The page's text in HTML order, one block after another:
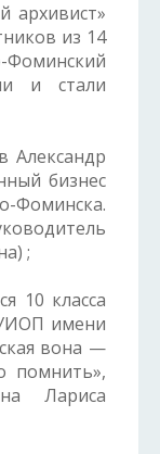
архивист»
из 14
и стали
Александр
бизнес
Фоминска.
;
10 класса
имени
вона —
помнить»,
Лариса